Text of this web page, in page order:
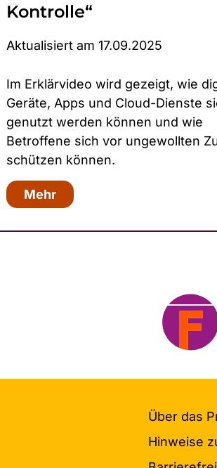
Kontrolle“
Aktualisiert am 17.09.2025
Im Erklärvideo wird gezeigt, wie
Geräte, Apps und Cloud-Dienste
genutzt werden können und wie
Betroffene sich vor ungewollten
schützen können.
Mehr
Über das
Hinweise